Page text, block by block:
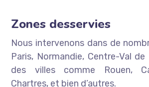
Zones desservies
Nous intervenons dans de
Paris, Normandie, Centre-Val
des villes comme Rouen,
Chartres, et bien d’autres.